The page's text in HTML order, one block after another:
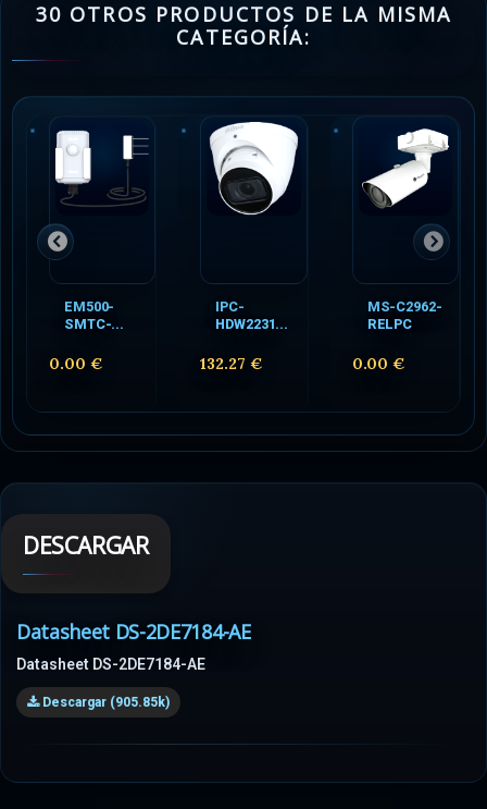
30 OTROS PRODUCTOS DE LA MISMA
CATEGORÍA:
EM500-
SMTC-...
0.00 €
IPC-
HDW2231...
132.27 €
MS-C2962-
RELPC
0.00 €
DESCARGAR
Datasheet DS-2DE7184-AE
Datasheet DS-2DE7184-AE
Descargar (905.85k)